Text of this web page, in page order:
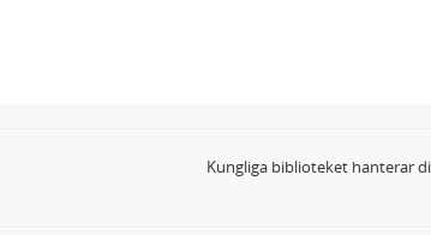
Kungliga biblioteket hanterar